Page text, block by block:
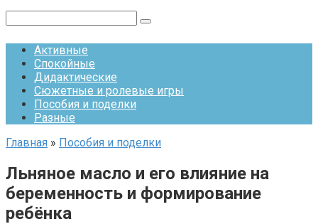
Активные
Спокойные
Дидактические
Сюжетные и ролевые игры
Пособия и поделки
Разные
Главная » Пособия и поделки
Льняное масло и его влияние на
беременность и формирование
ребёнка